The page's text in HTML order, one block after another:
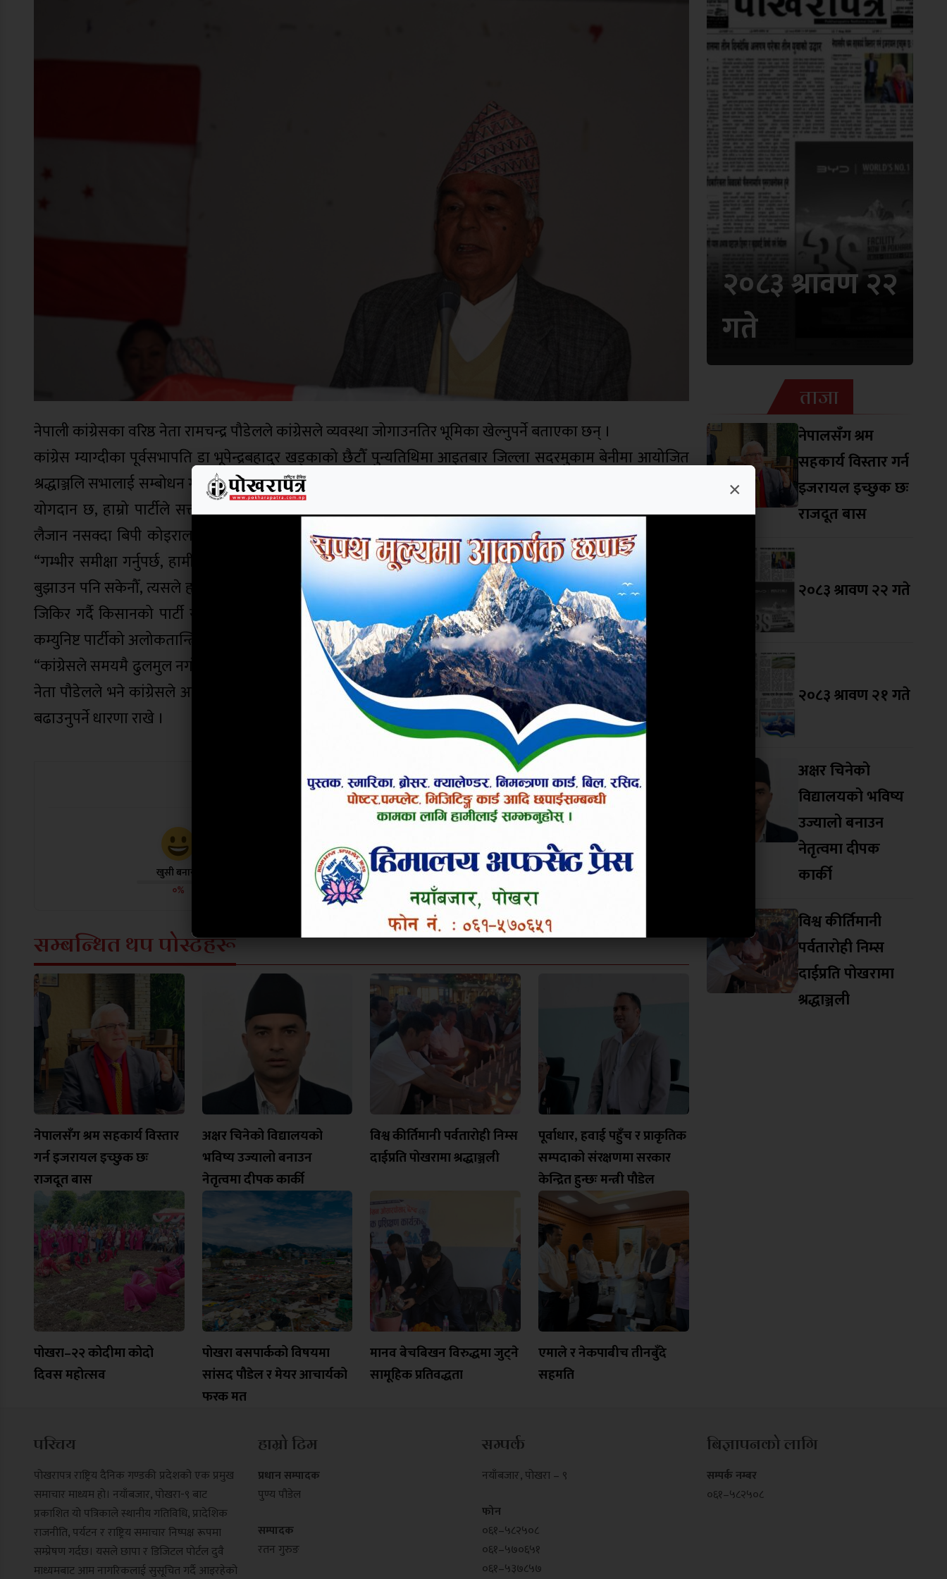
नेपाली कांग्रेसका वरिष्ठ नेता रामचन्द्र पौडेलले कांग्रेसले व्यवस्था जोगाउनतिर भूमिका खेल्नुपर्ने बताएका छन् ।
कांग्रेस म्याग्दीका पूर्वसभापति डा भूपेन्द्रबहादुर खड्काको छैटौँ पुन्यतिथिमा आइतबार जिल्ला सदरमुकाम बेनीमा आयोजित
श्रद्धाञ्जलि सभालाई सम्बोधन गर्दै उनले भने, ‘‘लामो सङ्घर्षबाट अहिलेको व्यवस्था परिवर्तन भएको हो, यसमा कांग्रेसको ठूलो
योगदान छ, हाम्रो पार्टीले सत्ता होइन, व्यवस्था जोगानुपर्छ ।” कांग्रेसले आफ्नो सिद्धान्त र एजेण्डालाई जनताले बुझ्ने गरी
लैजान नसक्दा बिपी कोइरालाकै एजेण्डा बोकेर कम्युनिष्टले दुई तिहाइ नजिकको मत ल्याएको नेता पौडेलले जिकिर गरे ।
“गम्भीर समीक्षा गर्नुपर्छ, हामीले हाम्रो सिद्धान्त र दर्शनलाई ठीकसँग व्यवहारमा पनि उतार्न सकेनौँ र ठीकसँग जनतालाई
बुझाउन पनि सकेनौँ, त्यसले हामी गुपचुमा बस्नु हुँदैन्”, नेता पौडेलले भने । उनले कांग्रेस प्रजातन्त्रवादीसँगै समाजवादी रहेको
जिकिर गर्दै किसानको पार्टी र श्रमिकको साथि कांग्रेस नै भएको ठोकुवा गरे । कांग्रेसले समयमै निचोड निकाल्न नसक्दा
कम्युनिष्ट पार्टीको अलोकतान्त्रिक सरकार ढाल्न नसकिएको नेता पौडेलको भनाइ थियो ।
“कांग्रेसले समयमै ढुलमुल नगरेको भए सङ्घीयसँगै वाग्मती र प्रदेश–१ का सरकार ढाल्न सकिन्थ्यो तर त्यो अवसर फुत्कियो”,
नेता पौडेलले भने कांग्रेसले आफू निर्णायक बन्ने अवसर गुमाएको बताउँदै उहाँले पार्टीले आफ्नो स्पष्ट नीति र विचारलाई अघि
बढाउनुपर्ने धारणा राखे ।
यो खबर पढेर तपाईलाई कस्तो लाग्यो ?
खुसी बनायो
०%
उत्साहित
०%
हाँसो लाग्यो
०%
आक्रोशित बनायो
०%
सम्बन्धित थप पोस्टहरू
नेपालसँग श्रम सहकार्य विस्तार
गर्न इजरायल इच्छुक छः
राजदूत बास
अक्षर चिनेको विद्यालयको
भविष्य उज्यालो बनाउन
नेतृत्वमा दीपक कार्की
विश्व कीर्तिमानी पर्वतारोही निम्स
दाईप्रति पोखरामा श्रद्धाञ्जली
पूर्वाधार, हवाई पहुँच र प्राकृतिक
सम्पदाको संरक्षणमा सरकार
केन्द्रित हुन्छः मन्त्री पौडेल
पोखरा–२२ कोदीमा कोदो
दिवस महोत्सव
पोखरा बसपार्कको विषयमा
सांसद पौडेल र मेयर आचार्यको
फरक मत
मानव बेचबिखन विरुद्धमा जुट्ने
सामूहिक प्रतिवद्धता
एमाले र नेकपाबीच तीनबुँदे
सहमति
२०८३ श्रावण २२
गते
ताजा
नेपालसँग श्रम
सहकार्य विस्तार गर्न
इजरायल इच्छुक छः
राजदूत बास
२०८३ श्रावण २२ गते
२०८३ श्रावण २१ गते
अक्षर चिनेको
विद्यालयको भविष्य
उज्यालो बनाउन
नेतृत्वमा दीपक
कार्की
विश्व कीर्तिमानी
पर्वतारोही निम्स
दाईप्रति पोखरामा
श्रद्धाञ्जली
परिचय
पोखरापत्र राष्ट्रिय दैनिक गण्डकी प्रदेशको एक प्रमुख
समाचार माध्यम हो। नयाँबजार, पोखरा-९ बाट
प्रकाशित यो पत्रिकाले स्थानीय गतिविधि, प्रादेशिक
राजनीति, पर्यटन र राष्ट्रिय समाचार निष्पक्ष रूपमा
सम्प्रेषण गर्दछ। यसले छापा र डिजिटल पोर्टल दुवै
माध्यमबाट आम नागरिकलाई सुसूचित गर्दै आइरहेको
हाम्रो टिम
प्रधान सम्पादक
पुण्य पौडेल
सम्पादक
रतन गुरुङ
सम्पर्क
नयाँबजार , पोखरा – ९
फोन
०६१–५८२५०८
०६१–५७०६५१
०६१–५३७८५७
बिज्ञापनको लागि
सम्पर्क नम्बर
०६१–५८२५०८
×